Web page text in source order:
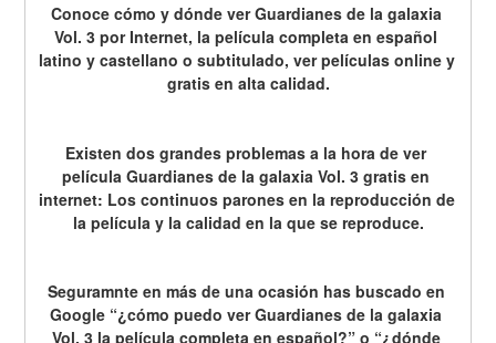
Conoce cómo y dónde ver Guardianes de la galaxia
Vol. 3 por Internet, la película completa en español
latino y castellano o subtitulado, ver películas online y
gratis en alta calidad.
Existen dos grandes problemas a la hora de ver
película Guardianes de la galaxia Vol. 3 gratis en
internet: Los continuos parones en la reproducción de
la película y la calidad en la que se reproduce.
Seguramnte en más de una ocasión has buscado en
Google “¿cómo puedo ver Guardianes de la galaxia
Vol. 3 la película completa en español?” o “¿dónde